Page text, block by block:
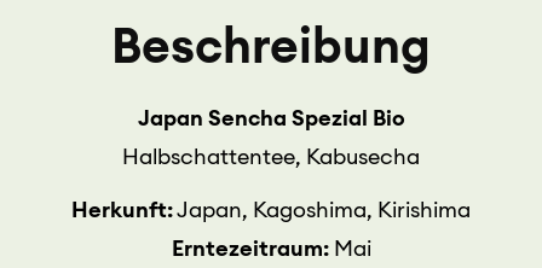
Menge
Beschreibung
Japan Sencha Spezial Bio
Halbschattentee, Kabusecha
Herkunft:Japan, Kagoshima, Kirishima
Erntezeitraum:Mai